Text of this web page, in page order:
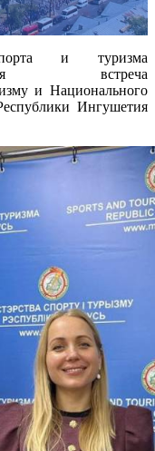
и туризма
встреча
и Национального
Ингушетия